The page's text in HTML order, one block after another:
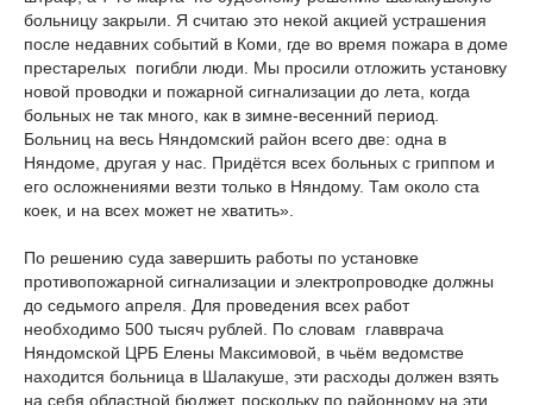
больницу закрыли. Я считаю это некой акцией устрашения
после недавних событий в Коми, где во время пожара в доме
престарелых погибли люди. Мы просили отложить установку
новой проводки и пожарной сигнализации до лета, когда
больных не так много, как в зимне-весенний период.
Больниц на весь Няндомский район всего две: одна в
Няндоме, другая у нас. Придётся всех больных с гриппом и
его осложнениями везти только в Няндому. Там около ста
коек, и на всех может не хватить».
По решению суда завершить работы по установке
противопожарной сигнализации и электропроводке должны
до седьмого апреля. Для проведения всех работ
необходимо 500 тысяч рублей. По словам главврача
Няндомской ЦРБ Елены Максимовой, в чьём ведомстве
находится больница в Шалакуше, эти расходы должен взять
на себя областной бюджет, поскольку по районному на эти